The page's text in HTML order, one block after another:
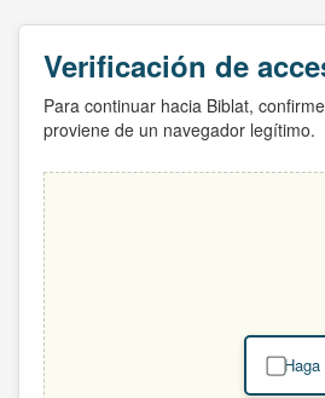
Verificación de
Para continuar hacia Biblat,
proviene de un navegador legítimo.